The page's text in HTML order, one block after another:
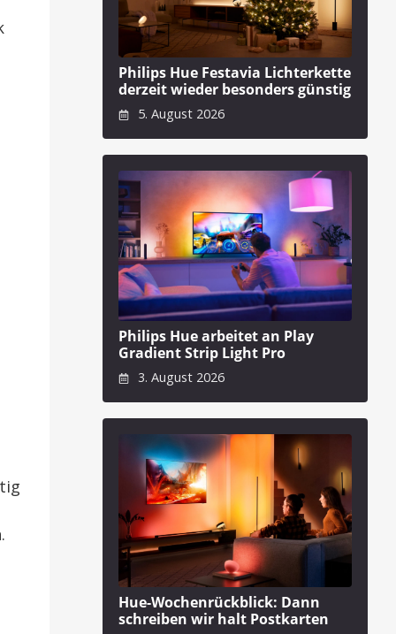
Philips Hue Festavia Lichterkette
derzeit wieder besonders günstig
5. August 2026
Philips Hue arbeitet an Play
Gradient Strip Light Pro
3. August 2026
Hue-Wochenrückblick: Dann
schreiben wir halt Postkarten